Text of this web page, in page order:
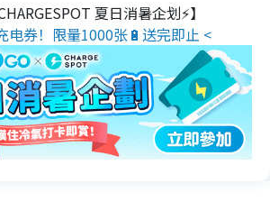
夏日消暑企划⚡】
电券！限量1000张🔋送完即止 <